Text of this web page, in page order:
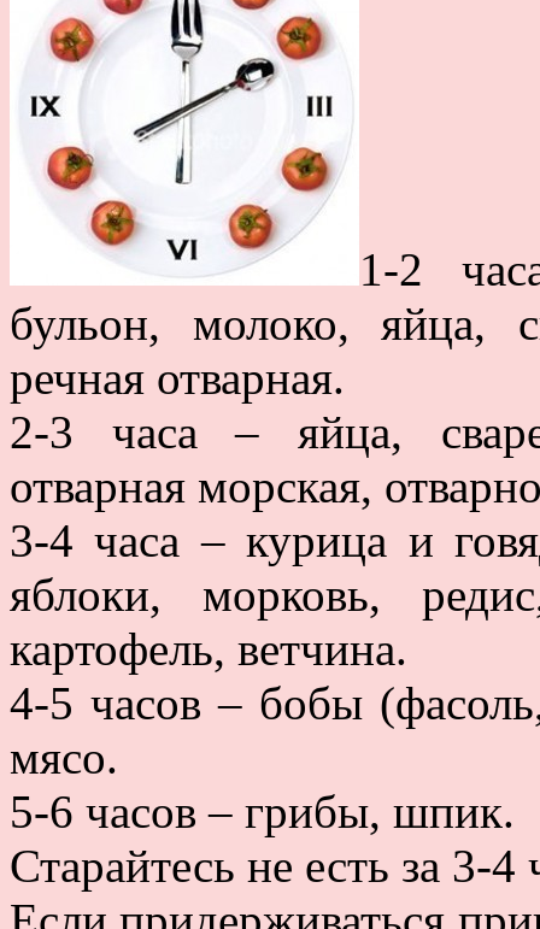
1-2
бульон, молоко, яйца,
речная отварная.
2-3 часа – яйца,
отварная морская,
3-4 часа – курица и
яблоки, морковь,
картофель, ветчина.
4-5 часов – бобы
мясо.
5-6 часов – грибы, шпик.
Старайтесь не есть за 3-4